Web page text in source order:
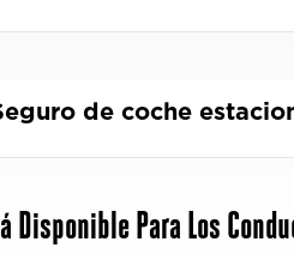
de coche
Disponible Para Los